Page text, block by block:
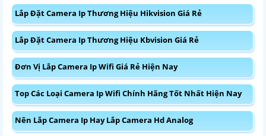
Lắp Đặt Camera Ip Thương Hiệu Hikvision Giá Rẻ
Lắp Đặt Camera Ip Thương Hiệu Kbvision Giá Rẻ
Đơn Vị Lắp Camera Ip Wifi Giá Rẻ Hiện Nay
Top Các Loại Camera Ip Wifi Chính Hãng Tốt Nhất Hiện Nay
Nên Lắp Camera Ip Hay Lắp Camera Hd Analog